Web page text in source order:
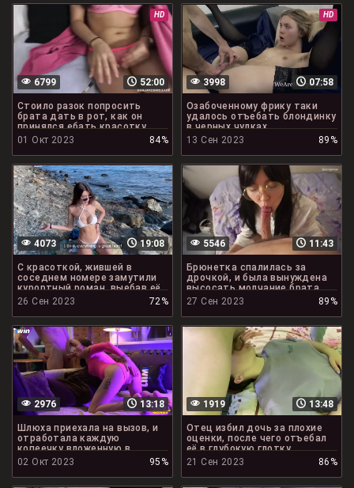
HD
52:00
6799
Стоило разок попросить
брата дать в рот, как он
принялся ебать красотку
ежедневно
01 Окт 2023 84%
HD
07:58
3998
Озабоченному фрику таки
удалось отъебать блондинку
в черных чулках
13 Сен 2023
89%
19:08
4073
С красоткой, жившей в
соседнем номере замутили
курортный роман, выебав её
раком
26 Сен 2023 72%
11:43
5546
Брюнетка спалилась за
дрочкой, и была вынуждена
высосать молчание брата
27 Сен 2023
89%
13:18
2976
Шлюха приехала на вызов, и
отработала каждую
копеечку вложенную в
мокрую пизду
02 Окт 2023 95%
13:48
1919
Отец избил дочь за плохие
оценки, после чего отъебал
её в глубокую глотку
21 Сен 2023
86%